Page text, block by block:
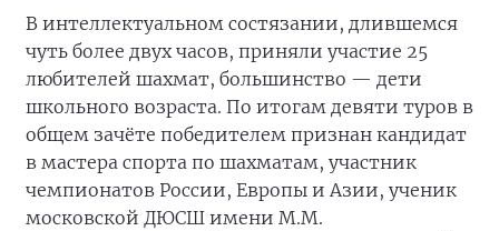
В интеллектуальном состязании, длившемся
чуть более двух часов, приняли участие 25
любителей шахмат, большинство — дети
школьного возраста. По итогам девяти туров в
общем зачёте победителем признан кандидат
в мастера спорта по шахматам, участник
чемпионатов России, Европы и Азии, ученик
московской ДЮСШ имени М.М.